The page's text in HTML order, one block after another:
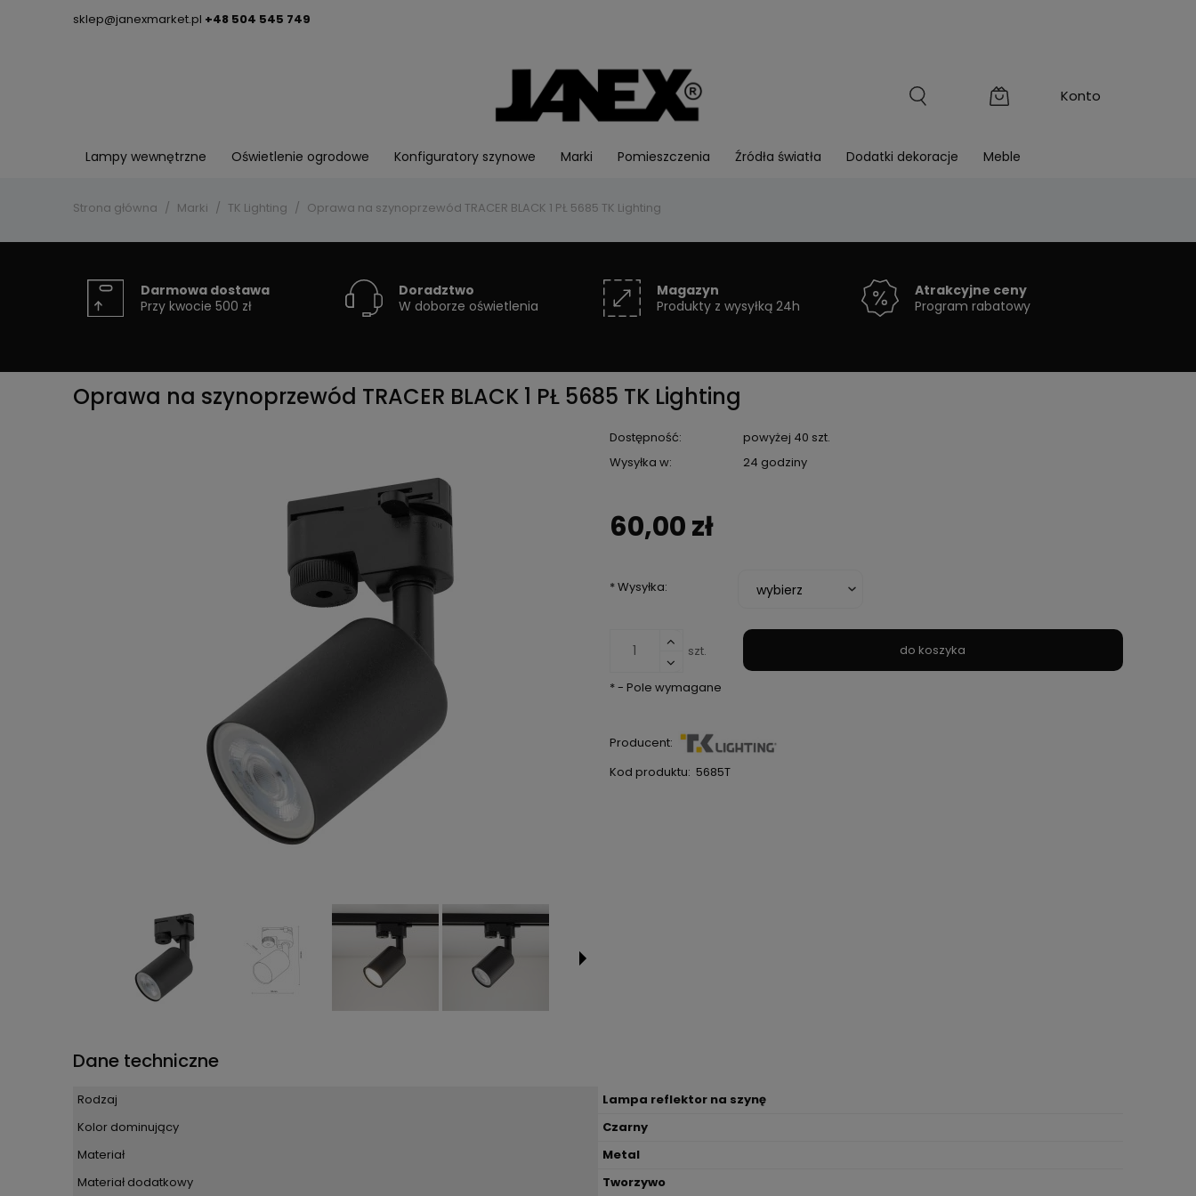
sklep@janexmarket.pl +48 504 545 749
Lampy wewnętrzne Oświetlenie ogrodowe Konfiguratory szynowe Marki Pomieszczenia Źródła światła Dodatki dekoracje Meble
Strona główna Marki TK Lighting Oprawa na szynoprzewód TRACER BLACK 1 PŁ 5685 TK Lighting
Darmowa dostawa
Przy kwocie 500 zł
Doradztwo
W doborze oświetlenia
Magazyn
Produkty z wysyłką 24h
Atrakcyjne ceny
Program rabatowy
Oprawa na szynoprzewód TRACER BLACK 1 PŁ 5685 TK Lighting
Dostępność:
powyżej 40 szt.
Wysyłka w:
24 godziny
60,00 zł
*Wysyłka:
szt. do koszyka
*- Pole wymagane
Producent:
Kod produktu: 5685T
Dane techniczne
Rodzaj
Lampa reflektor na szynę
Kolor dominujący
Czarny
Materiał
Metal
Materiał dodatkowy
Tworzywo